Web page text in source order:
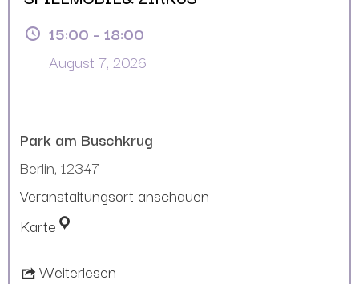
15:00 – 18:00
August 7, 2026
Park am Buschkrug
Berlin, 12347
Veranstaltungsort anschauen
Karte
Weiterlesen